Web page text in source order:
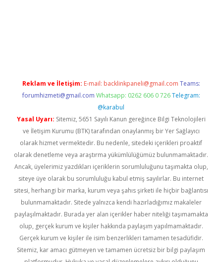
Reklam ve İletişim: E-mail: backlinkpaneli@gmail.com Teams:
forumhizmeti@gmail.com Whatsapp: 0262 606 0 726 Telegram:
@karabul
Yasal Uyarı: Sitemiz, 5651 Sayılı Kanun gereğince Bilgi Teknolojileri
ve İletişim Kurumu (BTK) tarafından onaylanmış bir Yer Sağlayıcı
olarak hizmet vermektedir. Bu nedenle, sitedeki içerikleri proaktif
olarak denetleme veya araştırma yükümlülüğümüz bulunmamaktadır.
Ancak, üyelerimiz yazdıkları içeriklerin sorumluluğunu taşımakta olup,
siteye üye olarak bu sorumluluğu kabul etmiş sayılırlar. Bu internet
sitesi, herhangi bir marka, kurum veya şahıs şirketi ile hiçbir bağlantısı
bulunmamaktadır. Sitede yalnızca kendi hazırladığımız makaleler
paylaşılmaktadır. Burada yer alan içerikler haber niteliği taşımamakta
olup, gerçek kurum ve kişiler hakkında paylaşım yapılmamaktadır.
Gerçek kurum ve kişiler ile isim benzerlikleri tamamen tesadüfidir.
Sitemiz, kar amacı gütmeyen ve tamamen ücretsiz bir bilgi paylaşım